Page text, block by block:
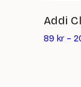
Addi
89 kr –